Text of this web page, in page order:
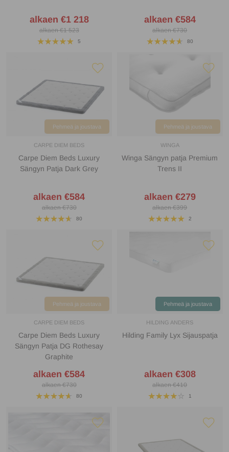
alkaen €1 218
alkaen €1 523
5
alkaen €584
alkaen €730
80
Pehmeä ja joustava
CARPE DIEM BEDS
Carpe Diem Beds Luxury
Sängyn Patja Dark Grey
alkaen €584
alkaen €730
80
Pehmeä ja joustava
WINGA
Winga Sängyn patja Premium
Trens II
alkaen €279
alkaen €399
2
Pehmeä ja joustava
CARPE DIEM BEDS
Carpe Diem Beds Luxury
Sängyn Patja DG Rothesay
Graphite
alkaen €584
alkaen €730
80
Pehmeä ja joustava
HILDING ANDERS
Hilding Family Lyx Sijauspatja
alkaen €308
alkaen €410
1